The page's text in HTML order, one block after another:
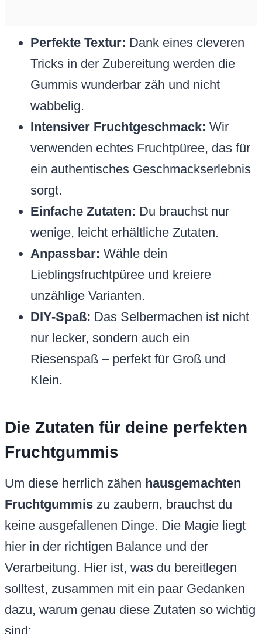
Perfekte Textur: Dank eines cleveren
Tricks in der Zubereitung werden die
Gummis wunderbar zäh und nicht
wabbelig.
Intensiver Fruchtgeschmack: Wir
verwenden echtes Fruchtpüree, das für
ein authentisches Geschmackserlebnis
sorgt.
Einfache Zutaten: Du brauchst nur
wenige, leicht erhältliche Zutaten.
Anpassbar: Wähle dein
Lieblingsfruchtpüree und kreiere
unzählige Varianten.
DIY-Spaß: Das Selbermachen ist nicht
nur lecker, sondern auch ein
Riesenspaß – perfekt für Groß und
Klein.
Die Zutaten für deine perfekten
Fruchtgummis
Um diese herrlich zähen hausgemachten
Fruchtgummis zu zaubern, brauchst du
keine ausgefallenen Dinge. Die Magie liegt
hier in der richtigen Balance und der
Verarbeitung. Hier ist, was du bereitlegen
solltest, zusammen mit ein paar Gedanken
dazu, warum genau diese Zutaten so wichtig
sind: